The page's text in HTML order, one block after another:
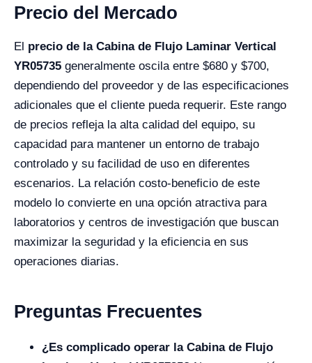
Precio del Mercado
El precio de la Cabina de Flujo Laminar Vertical
YR05735 generalmente oscila entre $680 y $700,
dependiendo del proveedor y de las especificaciones
adicionales que el cliente pueda requerir. Este rango
de precios refleja la alta calidad del equipo, su
capacidad para mantener un entorno de trabajo
controlado y su facilidad de uso en diferentes
escenarios. La relación costo-beneficio de este
modelo lo convierte en una opción atractiva para
laboratorios y centros de investigación que buscan
maximizar la seguridad y la eficiencia en sus
operaciones diarias.
Preguntas Frecuentes
¿Es complicado operar la Cabina de Flujo